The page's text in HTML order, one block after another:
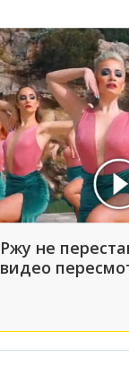
Ржу не
видео